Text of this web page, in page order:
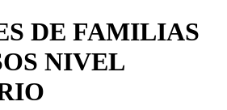
DE FAMILIAS
NIVEL